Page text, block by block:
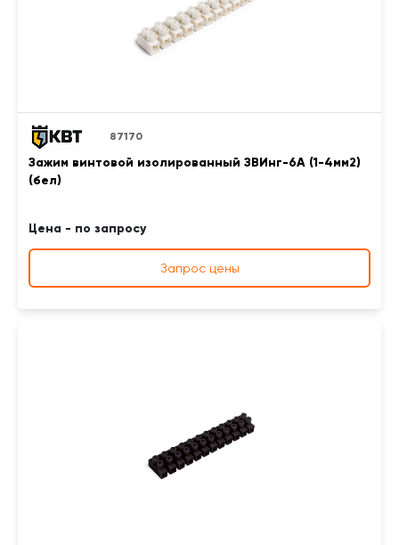
87170
Зажим винтовой изолированный ЗВИнг-6А (1-4мм2)
(бел)
Цена - по запросу
Запрос цены